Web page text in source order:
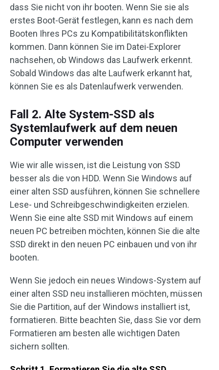
dass Sie nicht von ihr booten. Wenn Sie sie als
erstes Boot-Gerät festlegen, kann es nach dem
Booten Ihres PCs zu Kompatibilitätskonflikten
kommen. Dann können Sie im Datei-Explorer
nachsehen, ob Windows das Laufwerk erkennt.
Sobald Windows das alte Laufwerk erkannt hat,
können Sie es als Datenlaufwerk verwenden.
Fall 2. Alte System-SSD als
Systemlaufwerk auf dem neuen
Computer verwenden
Wie wir alle wissen, ist die Leistung von SSD
besser als die von HDD. Wenn Sie Windows auf
einer alten SSD ausführen, können Sie schnellere
Lese- und Schreibgeschwindigkeiten erzielen.
Wenn Sie eine alte SSD mit Windows auf einem
neuen PC betreiben möchten, können Sie die alte
SSD direkt in den neuen PC einbauen und von ihr
booten.
Wenn Sie jedoch ein neues Windows-System auf
einer alten SSD neu installieren möchten, müssen
Sie die Partition, auf der Windows installiert ist,
formatieren. Bitte beachten Sie, dass Sie vor dem
Formatieren am besten alle wichtigen Daten
sichern sollten.